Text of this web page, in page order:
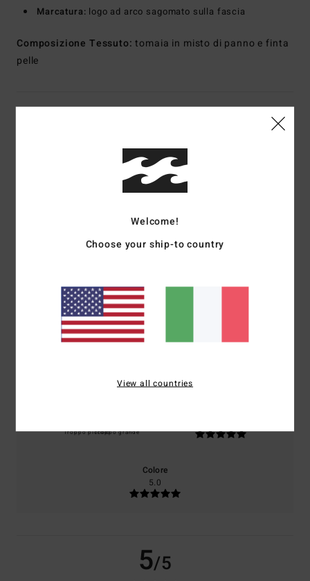
Marcatura: logo ad arco sagomato sulla fascia
Composizione Tessuto: tomaia in misto di panno e finta
pelle
Recensioni dei clienti
Punteggio medio
5.0
basato su1 recensioni verificate
Il 100% dei nostri clienti consiglia questo prodotto
Troppo piccoloTroppo grande
Colore
5.0
5/5
Welcome!
Choose your ship-to country
View all countries